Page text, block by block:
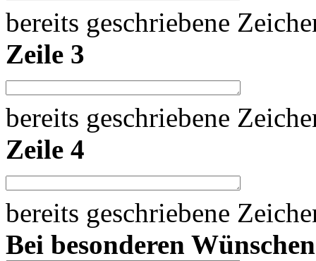
bereits geschriebene
Zeile 3
bereits geschriebene
Zeile 4
bereits geschriebene
Bei besonderen